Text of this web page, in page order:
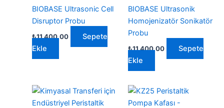
BIOBASE Ultrasonic Cell
Disruptor Probu
₺11.400,00
Sepete
Ekle
BIOBASE Ultrasonik
Homojenizatör Sonikatör
Probu
₺11.400,00
Sepete
Ekle